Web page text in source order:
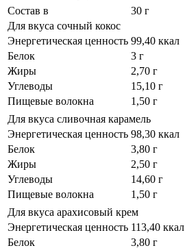
Состав в
30 г
Для вкуса сочный кокос
Энергетическая ценность 99,40 ккал
Белок
3 г
Жиры
2,70 г
Углеводы
15,10 г
Пищевые волокна
1,50 г
Для вкуса сливочная карамель
Энергетическая ценность 98,30 ккал
Белок
3,80 г
Жиры
2,50 г
Углеводы
14,60 г
Пищевые волокна
1,50 г
Для вкуса арахисовый крем
Энергетическая ценность 113,40 ккал
Белок
3,80 г